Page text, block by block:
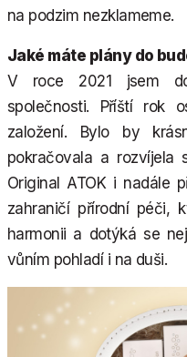
na podzim nezklameme.
Jaké máte plány do
V roce 2021 jsem
společnosti. Příští rok
založení. Bylo by
pokračovala a rozvíjela
Original ATOK i nadále
zahraničí přírodní péči,
harmonii a dotýká se
vůním pohladí i na duši.